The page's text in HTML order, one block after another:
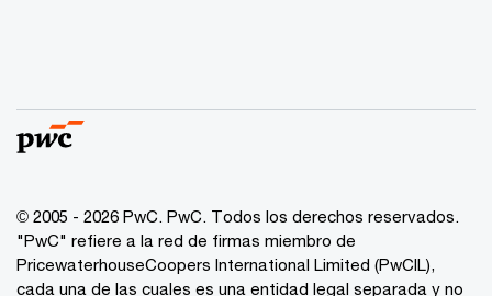
© 2005 - 2026 PwC. PwC. Todos los derechos reservados.
"PwC" refiere a la red de firmas miembro de
PricewaterhouseCoopers International Limited (PwCIL),
cada una de las cuales es una entidad legal separada y no